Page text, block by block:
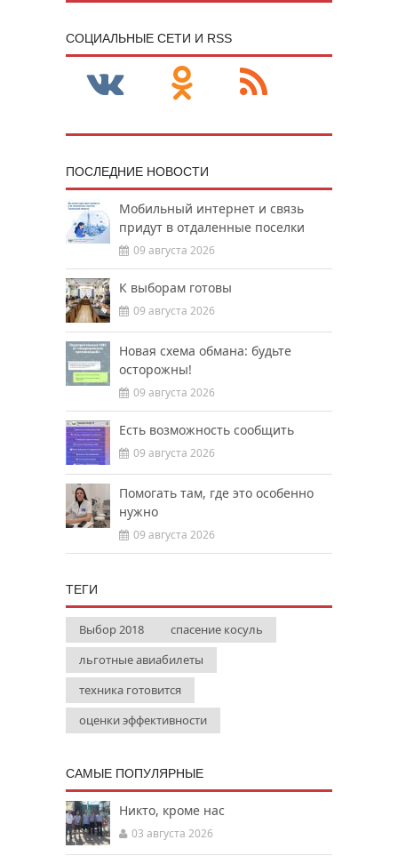
CОЦИАЛЬНЫЕ СЕТИ И RSS
ПОСЛЕДНИЕ НОВОСТИ
Мобильный интернет и связь
придут в отдаленные поселки
09 августа 2026
К выборам готовы
09 августа 2026
Новая схема обмана: будьте
осторожны!
09 августа 2026
Есть возможность сообщить
09 августа 2026
Помогать там, где это особенно
нужно
09 августа 2026
ТЕГИ
Выбор 2018
спасение косуль
льготные авиабилеты
техника готовится
оценки эффективности
САМЫЕ ПОПУЛЯРНЫЕ
Никто, кроме нас
03 августа 2026